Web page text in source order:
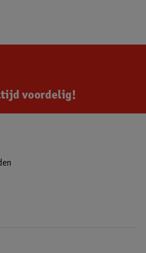
voordelig!